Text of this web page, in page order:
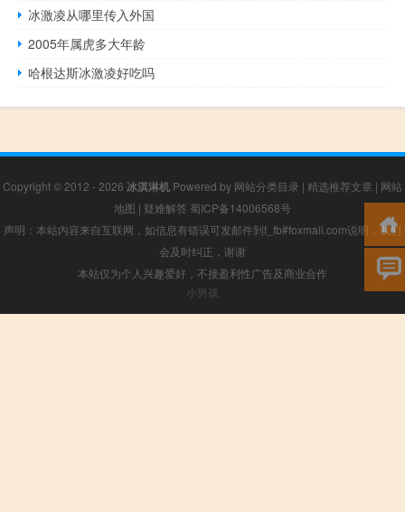
冰激凌从哪里传入外国
2005年属虎多大年龄
哈根达斯冰激凌好吃吗
Copyright © 2012 - 2026 冰淇淋机 Powered by 网站分类目录 | 精选推荐文章 | 网站
地图 | 疑难解答 蜀ICP备14006568号
声明：本站内容来自互联网，如信息有错误可发邮件到f_fb#foxmail.com说明，我们
会及时纠正，谢谢
本站仅为个人兴趣爱好，不接盈利性广告及商业合作
小男孩